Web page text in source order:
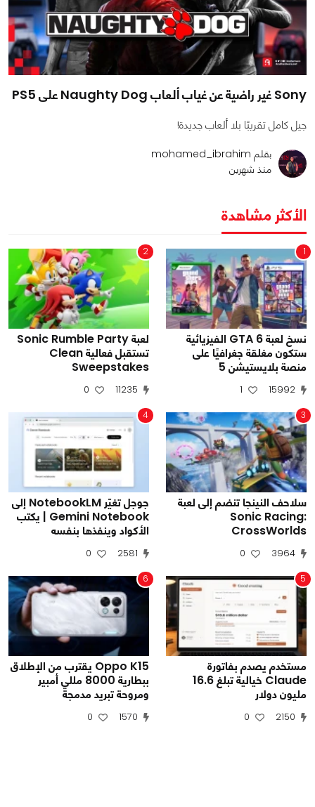
Sony غير راضية عن غياب ألعاب Naughty Dog على PS5
جيل كامل تقريبًا بلا ألعاب جديدة!
بقلم mohamed_ibrahim
منذ شهرين
الأكثر مشاهدة
1
نسخ لعبة GTA 6 الفيزيائية
ستكون مغلقة جغرافيًا على
منصة بلايستيشن 5
15992
1
2
لعبة Sonic Rumble Party
تستقبل فعالية Clean
Sweepstakes
11235
0
3
سلاحف النينجا تنضم إلى لعبة
Sonic Racing:
CrossWorlds
3964
0
4
جوجل تغيّر NotebookLM إلى
Gemini Notebook | يكتب
الأكواد وينفذها بنفسه
2581
0
5
مستخدم يصدم بفاتورة
Claude خيالية تبلغ 16.6
مليون دولار
2150
0
6
Oppo K15 يقترب من الإطلاق
ببطارية 8000 مللي أمبير
ومروحة تبريد مدمجة
1570
0